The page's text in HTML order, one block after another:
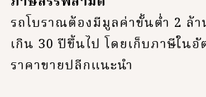
รถโบราณต้องมีมูลค่าขั้นต่ำ 2 ล้
เกิน 30 ปีขึ้นไป โดยเก็บภาษีในอั
ราคาขายปลีกแนะนำ